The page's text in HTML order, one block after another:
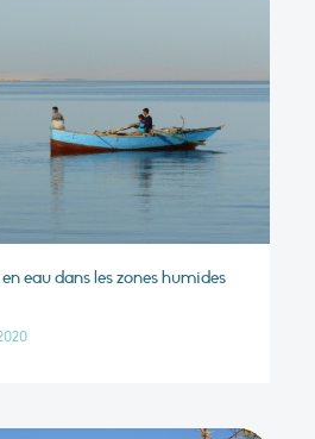
eau dans les zones humides